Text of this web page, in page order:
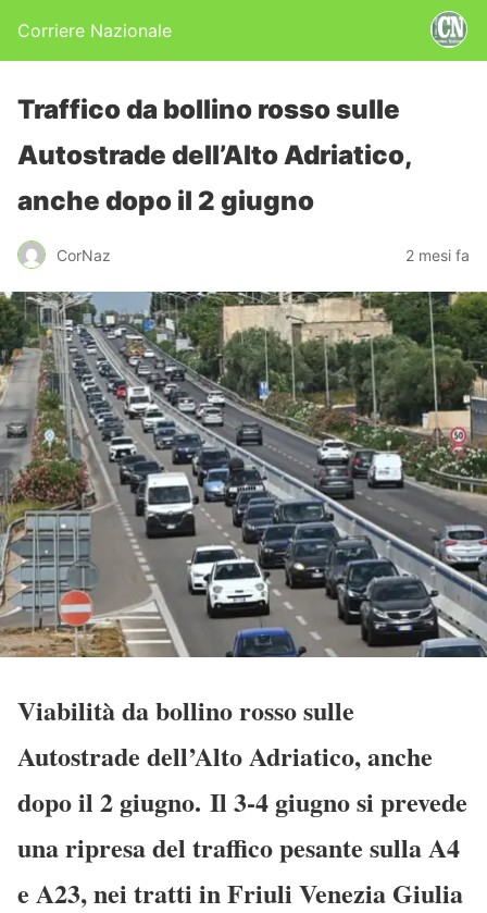
Corriere Nazionale
Traffico da bollino rosso sulle
Autostrade dell’Alto Adriatico,
anche dopo il 2 giugno
CorNaz 2 mesi fa
Viabilità da bollino rosso sulle
Autostrade dell’Alto Adriatico, anche
dopo il 2 giugno. Il 3-4 giugno si prevede
una ripresa del traffico pesante sulla A4
e A23, nei tratti in Friuli Venezia Giulia